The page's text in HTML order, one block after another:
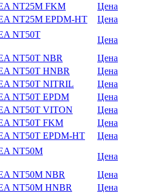
NT25M FKM
Цена
NT25M EPDM-HT
Цена
NT50T
Цена
NT50T NBR
Цена
NT50T HNBR
Цена
NT50T NITRIL
Цена
NT50T EPDM
Цена
NT50T VITON
Цена
NT50T FKM
Цена
NT50T EPDM-HT
Цена
NT50M
Цена
NT50M NBR
Цена
NT50M HNBR
Цена